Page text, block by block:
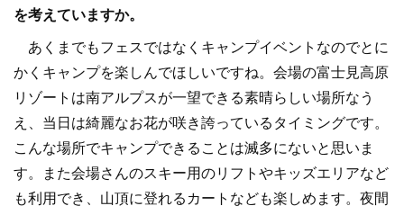
を考えていますか。
あくまでもフェスではなくキャンプイベントなのでとに
かくキャンプを楽しんでほしいですね。会場の富士見高原
リゾートは南アルプスが一望できる素晴らしい場所なう
え、当日は綺麗なお花が咲き誇っているタイミングです。
こんな場所でキャンプできることは滅多にないと思いま
す。また会場さんのスキー用のリフトやキッズエリアなど
も利用でき、山頂に登れるカートなども楽しめます。夜間